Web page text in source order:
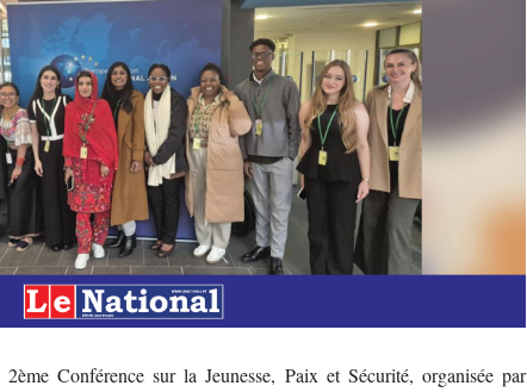
Conférence sur la Jeunesse, Paix et Sécurité, organisée par